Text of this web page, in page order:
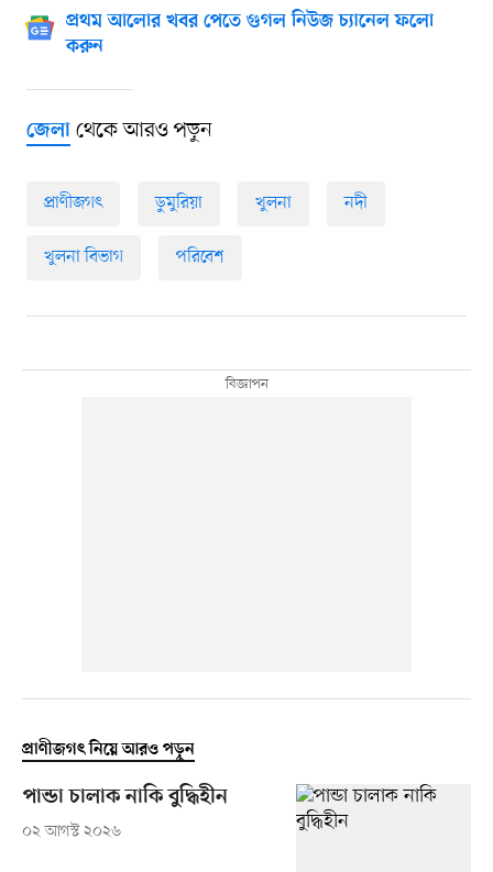
প্রথম আলোর খবর পেতে গুগল নিউজ চ্যানেল ফলো
করুন
জেলাথেকে আরও পড়ুন
প্রাণীজগৎ ডুমুরিয়া খুলনা নদী
খুলনা বিভাগ পরিবেশ
প্রাণীজগৎ নিয়ে আরও পড়ুন
পান্ডা চালাক নাকি বুদ্ধিহীন
০২ আগস্ট ২০২৬